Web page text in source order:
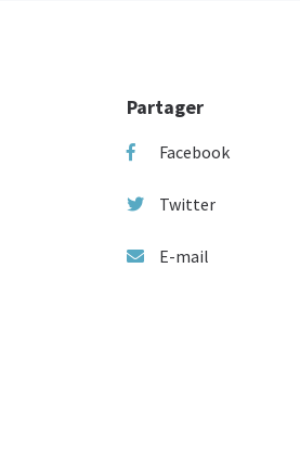
Partager
Facebook
Twitter
E-mail